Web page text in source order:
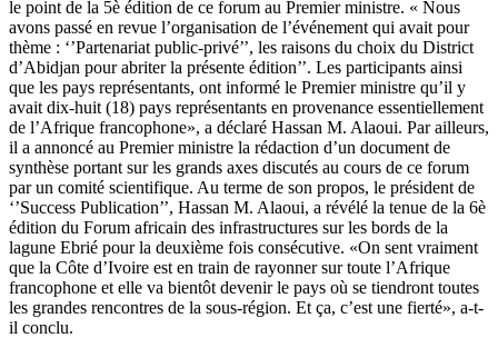
le point de la 5è édition de ce forum au Premier ministre. « Nous
avons passé en revue l’organisation de l’événement qui avait pour
thème : ‘’Partenariat public-privé’’, les raisons du choix du District
d’Abidjan pour abriter la présente édition’’. Les participants ainsi
que les pays représentants, ont informé le Premier ministre qu’il y
avait dix-huit (18) pays représentants en provenance essentiellement
de l’Afrique francophone», a déclaré Hassan M. Alaoui. Par ailleurs,
il a annoncé au Premier ministre la rédaction d’un document de
synthèse portant sur les grands axes discutés au cours de ce forum
par un comité scientifique. Au terme de son propos, le président de
‘’Success Publication’’, Hassan M. Alaoui, a révélé la tenue de la 6è
édition du Forum africain des infrastructures sur les bords de la
lagune Ebrié pour la deuxième fois consécutive. «On sent vraiment
que la Côte d’Ivoire est en train de rayonner sur toute l’Afrique
francophone et elle va bientôt devenir le pays où se tiendront toutes
les grandes rencontres de la sous-région. Et ça, c’est une fierté», a-t-
il conclu.